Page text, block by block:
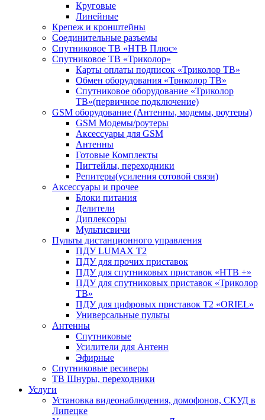
Круговые
Линейные
Крепеж и кронштейны
Соединительные разъемы
Спутниковое ТВ «НТВ Плюс»
Спутниковое ТВ «Триколор»
Карты оплаты подписок «Триколор ТВ»
Обмен оборудования «Триколор ТВ»
Спутниковое оборудование «Триколор
ТВ»(первичное подключение)
GSM оборудование (Антенны, модемы, роутеры)
GSM Модемы/роутеры
Аксессуары для GSM
Антенны
Готовые Комплекты
Пигтейлы, переходники
Репитеры(усиления сотовой связи)
Аксессуары и прочее
Блоки питания
Делители
Диплексоры
Мультисвичи
Пульты дистанционного управления
ПДУ LUMAX Т2
ПДУ для прочих приставок
ПДУ для спутниковых приставок «НТВ +»
ПДУ для спутниковых приставок «Триколор
ТВ»
ПДУ для цифровых приставок Т2 «ORIEL»
Универсальные пульты
Антенны
Спутниковые
Усилители для Антенн
Эфирные
Спутниковые ресиверы
ТВ Шнуры, переходники
Услуги
Установка видеонаблюдения, домофонов, СКУД в
Липецке